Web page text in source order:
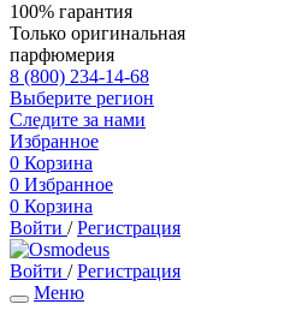
100% гарантия
Только оригинальная
парфюмерия
8 (800) 234-14-68
Выберите регион
Следите за нами
Избранное
0 Корзина
0 Избранное
0 Корзина
Войти / Регистрация
Войти / Регистрация
Меню